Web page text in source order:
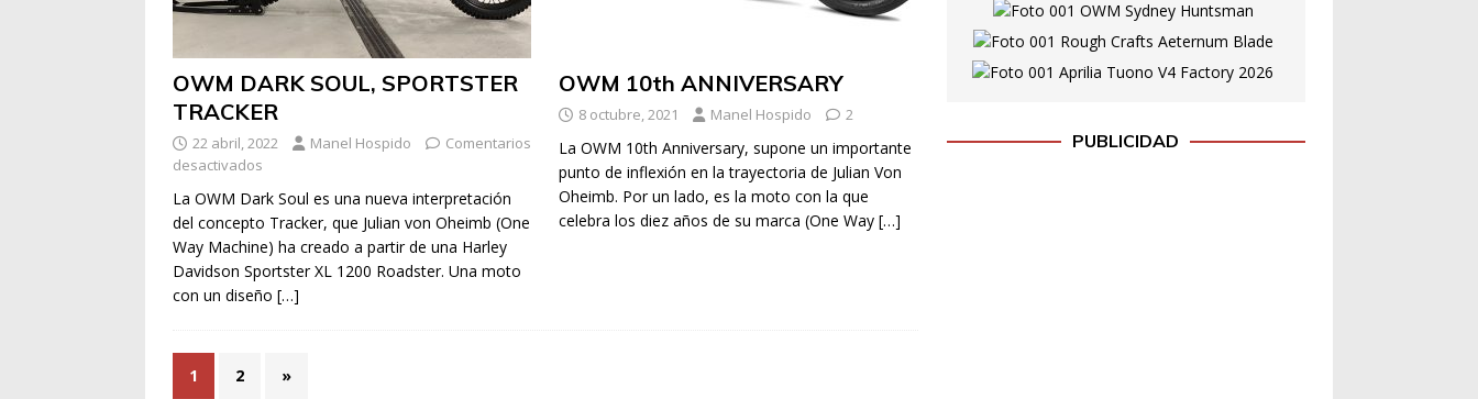
OWM DARK SOUL, SPORTSTER
TRACKER
22 abril, 2022 Manel Hospido
Comentarios
desactivados
La OWM Dark Soul es una nueva interpretación
del concepto Tracker, que Julian von Oheimb (One
Way Machine) ha creado a partir de una Harley
Davidson Sportster XL 1200 Roadster. Una moto
con un diseño […]
OWM 10th ANNIVERSARY
8 octubre, 2021 Manel Hospido 2
La OWM 10th Anniversary, supone un importante
punto de inflexión en la trayectoria de Julian Von
Oheimb. Por un lado, es la moto con la que
celebra los diez años de su marca (One Way […]
1 2 »
PUBLICIDAD